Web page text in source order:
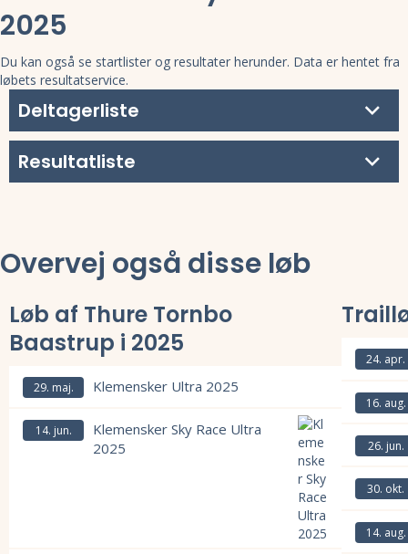
2025
Du kan også se startlister og resultater herunder. Data er hentet fra
løbets resultatservice.
Deltagerliste
Resultatliste
Overvej også disse løb
Løb af Thure Tornbo
Baastrup i 2025
29. maj. Klemensker Ultra 2025
Læs mere om Klemensker Ultra 2025 og se tilmelding,
14. jun.
Klemensker Sky Race Ultra
2025
24. apr.
16. aug.
26. jun.
30. okt.
14. aug.